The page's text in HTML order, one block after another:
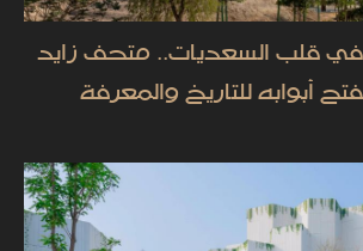
قلب السعديات.. متحف زايد
أبوابه للتاريخ والمعرفة